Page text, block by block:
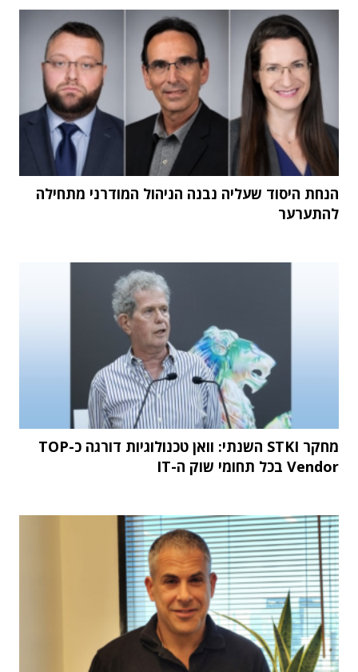
הנחת היסוד שעליה נבנה הניהול המודרני מתחילה
להתערער
מחקר STKI השנתי: וואן טכנולוגיות דורגה כ-TOP
Vendor בכל תחומי שוק ה-IT